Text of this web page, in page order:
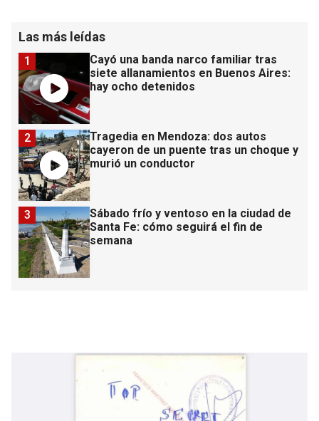
Las más leídas
Cayó una banda narco familiar tras
siete allanamientos en Buenos Aires:
hay ocho detenidos
1
Tragedia en Mendoza: dos autos
cayeron de un puente tras un choque y
murió un conductor
2
Sábado frío y ventoso en la ciudad de
Santa Fe: cómo seguirá el fin de
semana
3